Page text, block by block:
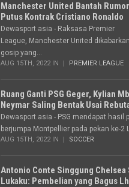
Manchester United Bantah
Putus Kontrak Cristiano Ronaldo
Dewasport.asia - Raksasa Premier
League, Manchester United
gosip yang...
AUG 15TH, 2022 IN PREMIER LEAGUE
Ruang Ganti PSG Geger, Kylian
Neymar Saling Bentak Usai
Dewasport.asia - PSG mendapat hasil
berjumpa Montpellier pada pekan ke-2
AUG 15TH, 2022 IN SOCCER
Antonio Conte Singgung Chelsea
Lukaku: Pembelian yang Bagus